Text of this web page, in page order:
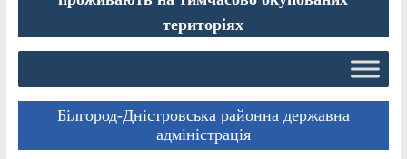
територіях
Білгород-Дністровська районна державна
адміністрація